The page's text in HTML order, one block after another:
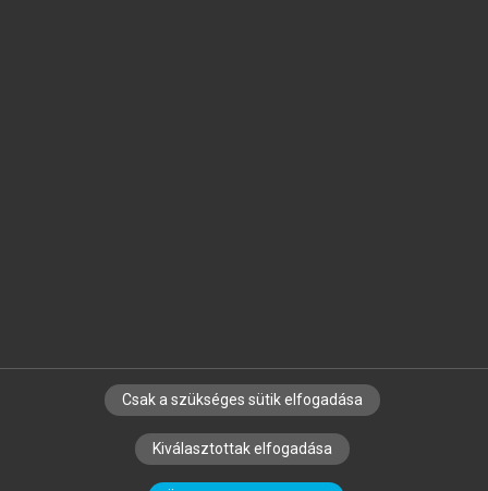
SZERZŐKNEK CÉGEKNEK KÖNYVTÁROSOKNAK
SZERKESZTÉSI ÉS LEKTORÁLÁSI ALAPELVEK
Csak a szükséges sütik elfogadása
Kiválasztottak elfogadása